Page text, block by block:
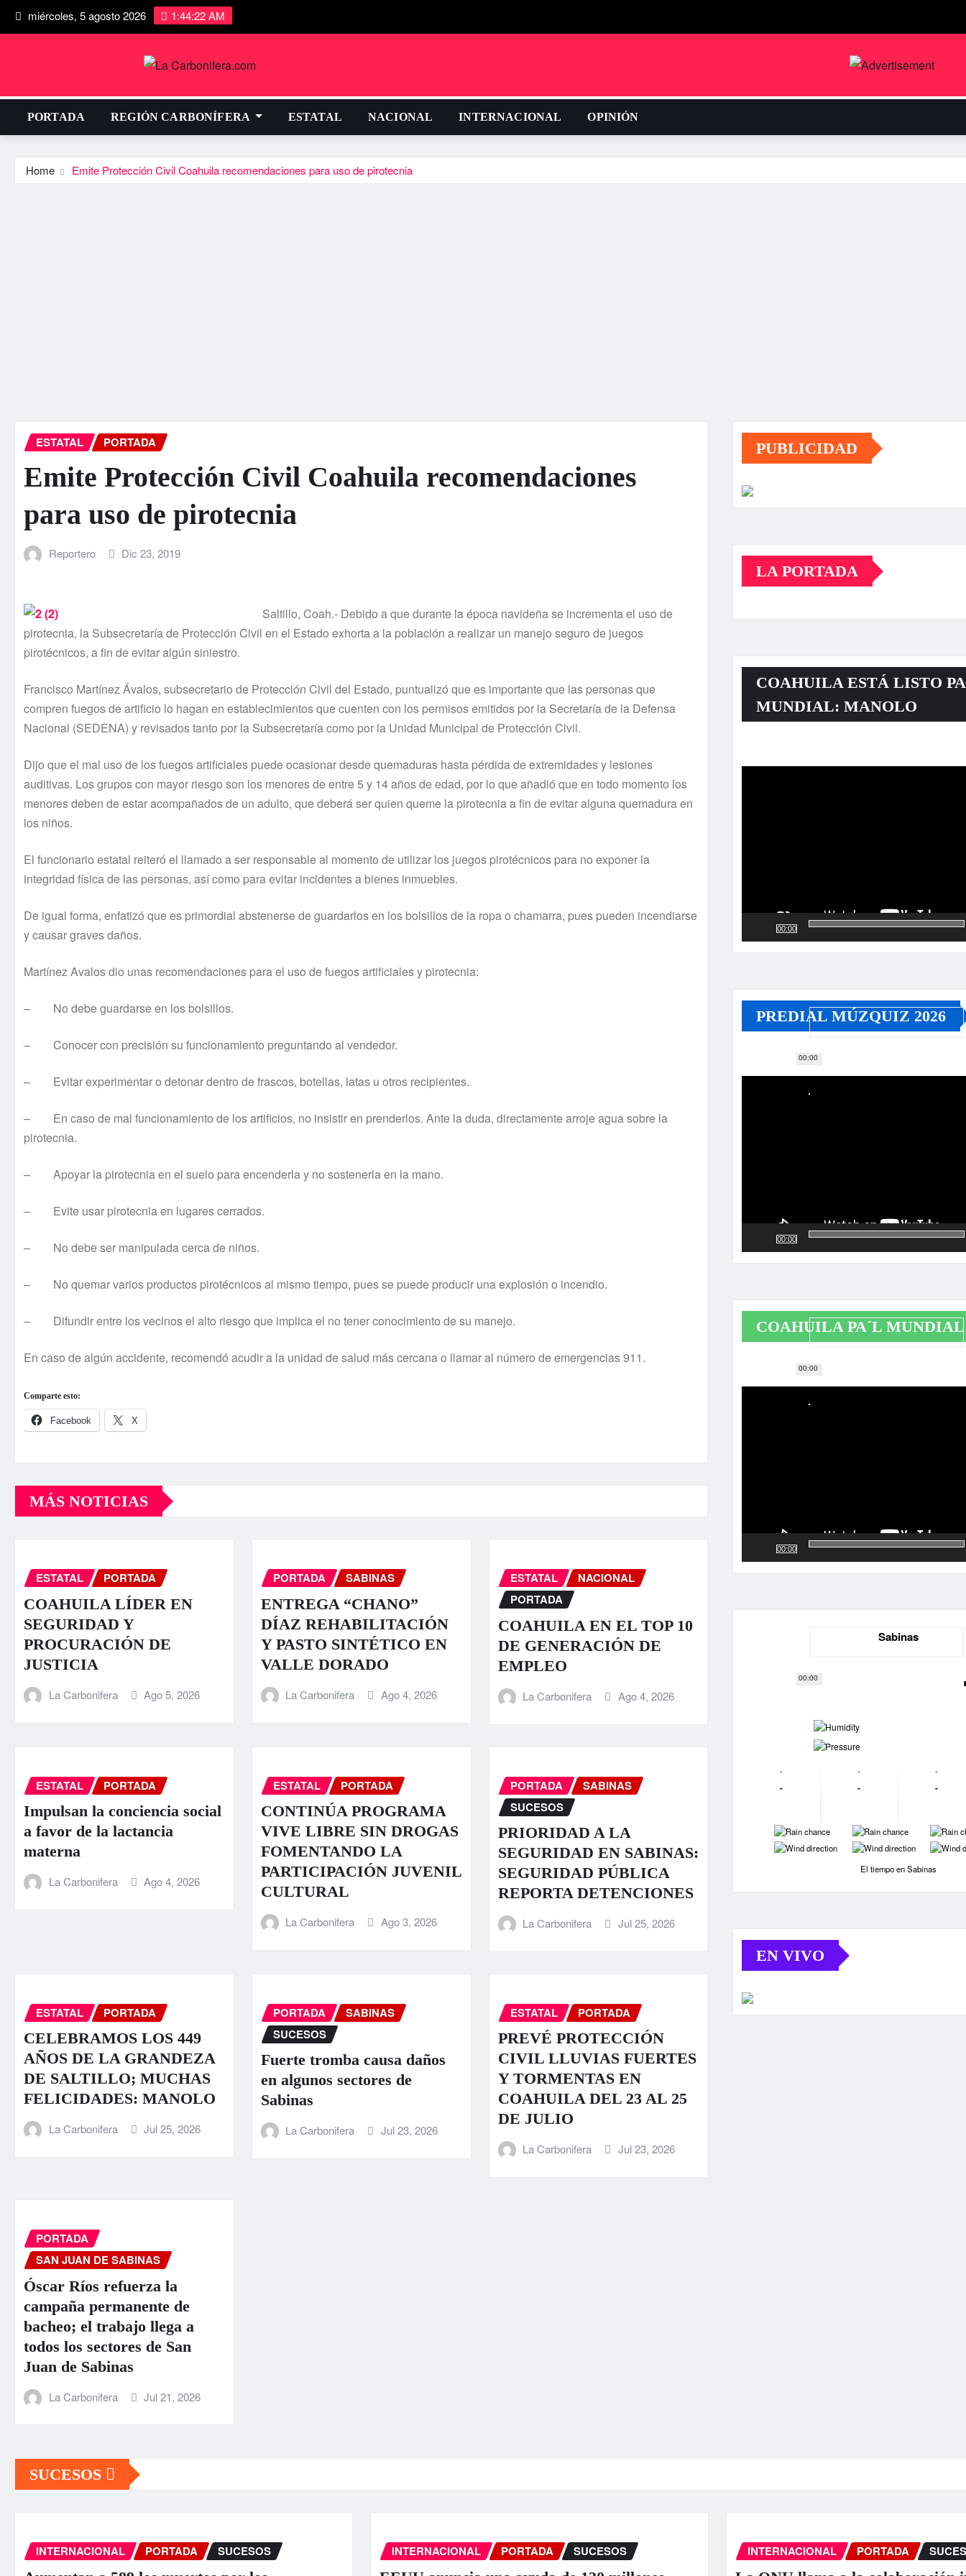
miércoles, 5 agosto 2026 1:44:22 AM
PORTADA REGIÓN CARBONÍFERA ESTATAL NACIONAL INTERNACIONAL OPINIÓN
Home Emite Protección Civil Coahuila recomendaciones para uso de pirotecnia
ESTATAL PORTADA
Emite Protección Civil Coahuila recomendaciones
para uso de pirotecnia
Reportero Dic 23, 2019
Saltillo, Coah.- Debido a que durante la época navideña se incrementa el uso de
pirotecnia, la Subsecretaría de Protección Civil en el Estado exhorta a la población a realizar un manejo seguro de juegos
pirotécnicos, a fin de evitar algún siniestro.
Francisco Martínez Ávalos, subsecretario de Protección Civil del Estado, puntualizó que es importante que las personas que
compren fuegos de artificio lo hagan en establecimientos que cuenten con los permisos emitidos por la Secretaría de la Defensa
Nacional (SEDENA) y revisados tanto por la Subsecretaría como por la Unidad Municipal de Protección Civil.
Dijo que el mal uso de los fuegos artificiales puede ocasionar desde quemaduras hasta pérdida de extremidades y lesiones
auditivas. Los grupos con mayor riesgo son los menores de entre 5 y 14 años de edad, por lo que añadió que en todo momento los
menores deben de estar acompañados de un adulto, que deberá ser quien queme la pirotecnia a fin de evitar alguna quemadura en
los niños.
El funcionario estatal reiteró el llamado a ser responsable al momento de utilizar los juegos pirotécnicos para no exponer la
integridad física de las personas, así como para evitar incidentes a bienes inmuebles.
De igual forma, enfatizó que es primordial abstenerse de guardarlos en los bolsillos de la ropa o chamarra, pues pueden incendiarse
y causar graves daños.
Martínez Avalos dio unas recomendaciones para el uso de fuegos artificiales y pirotecnia:
– No debe guardarse en los bolsillos.
– Conocer con precisión su funcionamiento preguntando al vendedor.
– Evitar experimentar o detonar dentro de frascos, botellas, latas u otros recipientes.
– En caso de mal funcionamiento de los artificios, no insistir en prenderlos. Ante la duda, directamente arroje agua sobre la
pirotecnia.
– Apoyar la pirotecnia en el suelo para encenderla y no sostenerla en la mano.
– Evite usar pirotecnia en lugares cerrados.
– No debe ser manipulada cerca de niños.
– No quemar varios productos pirotécnicos al mismo tiempo, pues se puede producir una explosión o incendio.
– Difundir entre los vecinos el alto riesgo que implica el no tener conocimiento de su manejo.
En caso de algún accidente, recomendó acudir a la unidad de salud más cercana o llamar al número de emergencias 911.
Comparte esto:
Facebook X
MÁS NOTICIAS
ESTATAL PORTADA
COAHUILA LÍDER EN
SEGURIDAD Y
PROCURACIÓN DE
JUSTICIA
La Carbonifera Ago 5, 2026
PORTADA SABINAS
ENTREGA “CHANO”
DÍAZ REHABILITACIÓN
Y PASTO SINTÉTICO EN
VALLE DORADO
La Carbonifera Ago 4, 2026
ESTATAL
NACIONAL
PORTADA
COAHUILA EN EL TOP 10
DE GENERACIÓN DE
EMPLEO
La Carbonifera Ago 4, 2026
ESTATAL PORTADA
Impulsan la conciencia social
a favor de la lactancia
materna
La Carbonifera Ago 4, 2026
ESTATAL PORTADA
CONTINÚA PROGRAMA
VIVE LIBRE SIN DROGAS
FOMENTANDO LA
PARTICIPACIÓN JUVENIL
CULTURAL
La Carbonifera Ago 3, 2026
PORTADA
SABINAS
SUCESOS
PRIORIDAD A LA
SEGURIDAD EN SABINAS:
SEGURIDAD PÚBLICA
REPORTA DETENCIONES
La Carbonifera Jul 25, 2026
ESTATAL PORTADA
CELEBRAMOS LOS 449
AÑOS DE LA GRANDEZA
DE SALTILLO; MUCHAS
FELICIDADES: MANOLO
La Carbonifera Jul 25, 2026
PORTADA
SABINAS
SUCESOS
Fuerte tromba causa daños
en algunos sectores de
Sabinas
La Carbonifera Jul 23, 2026
ESTATAL PORTADA
PREVÉ PROTECCIÓN
CIVIL LLUVIAS FUERTES
Y TORMENTAS EN
COAHUILA DEL 23 AL 25
DE JULIO
La Carbonifera Jul 23, 2026
PORTADA
SAN JUAN DE SABINAS
Óscar Ríos refuerza la
campaña permanente de
bacheo; el trabajo llega a
todos los sectores de San
Juan de Sabinas
La Carbonifera Jul 21, 2026
PUBLICIDAD
LA PORTADA
COAHUILA ESTÁ LISTO
MUNDIAL: MANOLO
00:00
00:00
PREDIAL MÚZQUIZ 2026
Reproductor
00:00
00:00
COAHUILA PA´L MUNDIAL
Reproductor
00:00
00:00
Sabinas
-
-
-
-
-
-
-
-
-
-
-
-
-
-
El tiempo en Sabinas
EN VIVO
SUCESOS
INTERNACIONAL PORTADA SUCESOS INTERNACIONAL PORTADA SUCESOS INTERNACIONAL PORTADA SUCESOS